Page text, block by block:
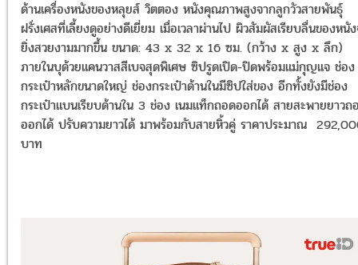
ด้านเครื่องหนังของหลุยส์ วิตตอง หนังคุณภาพสูงจากลูกวัวสายพันธุ์
ฝรั่งเศสที่เลี้ยงดูอย่างดีเยี่ยม เมื่อเวลาผ่านไป ผิวสัมผัสเรียบลื่นของหนั
ยิ่งสวยงามมากขึ้น ขนาด: 43 x 32 x 16 ซม. (กว้าง x สูง x ลึก)
ภายในบุด้วยแคนวาสสีเบจสุดพิเศษ ซิปรูดเปิด-ปิดพร้อมแม่กุญแจ ช่อง
กระเป๋าหลักขนาดใหญ่ ช่องกระเป๋าด้านในมีซิปใส่ของ อีกทั้งยังมีช่อง
กระเป๋าแบนเรียบด้านใน 3 ช่อง เนมแท็กถอดออกได้ สายสะพายยาวถ
ออกได้ ปรับความยาวได้ มาพร้อมกับสายหิ้วคู่ ราคาประมาณ
บาท